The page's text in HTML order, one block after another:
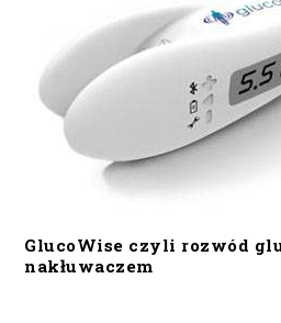
GlucoWise czyli rozwód
nakłuwaczem